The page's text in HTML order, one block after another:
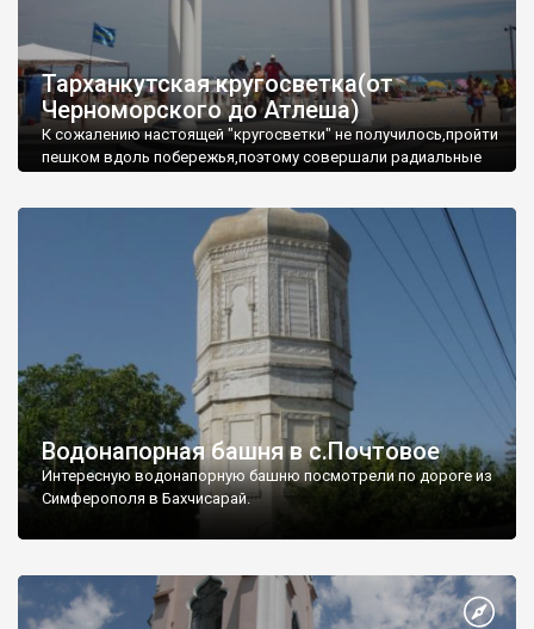
Тарханкутская кругосветка(от
Черноморского до Атлеша)
К сожалению настоящей "кругосветки" не получилось,пройти
пешком вдоль побережья,поэтому совершали радиальные
Водонапорная башня в с.Почтовое
Интересную водонапорную башню посмотрели по дороге из
Симферополя в Бахчисарай.